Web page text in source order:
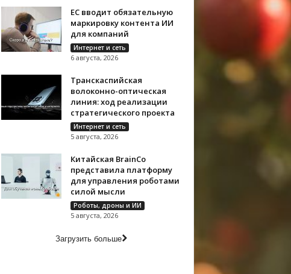
ЕС вводит обязательную
маркировку контента ИИ
для компаний
Интернет и сеть
6 августа, 2026
Транскаспийская
волоконно-оптическая
линия: ход реализации
стратегического проекта
Интернет и сеть
5 августа, 2026
Китайская BrainCo
представила платформу
для управления роботами
силой мысли
Роботы, дроны и ИИ
5 августа, 2026
Загрузить больше